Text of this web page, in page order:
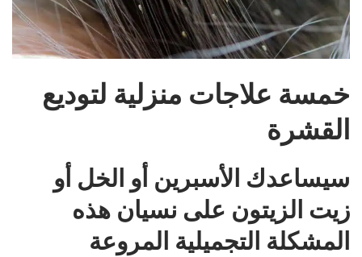
خمسة علاجات منزلية لتوديع
القشرة
سيساعدك الأسبرين أو الخل أو
زيت الزيتون على نسيان هذه
المشكلة التجميلية المروعة